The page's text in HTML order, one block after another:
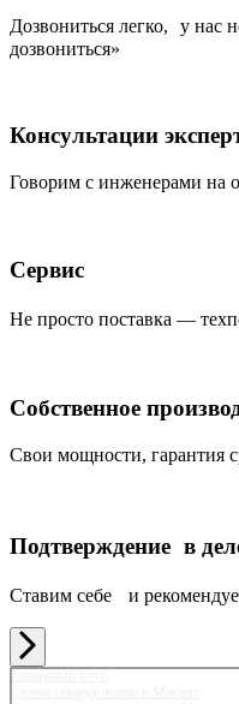
Дозвониться легко, у нас
дозвониться»
Консультации
Говорим с инженерами на
Сервис
Не просто поставка —
Собственное
Свои мощности, гарантия
Подтверждение в
Ставим себе и